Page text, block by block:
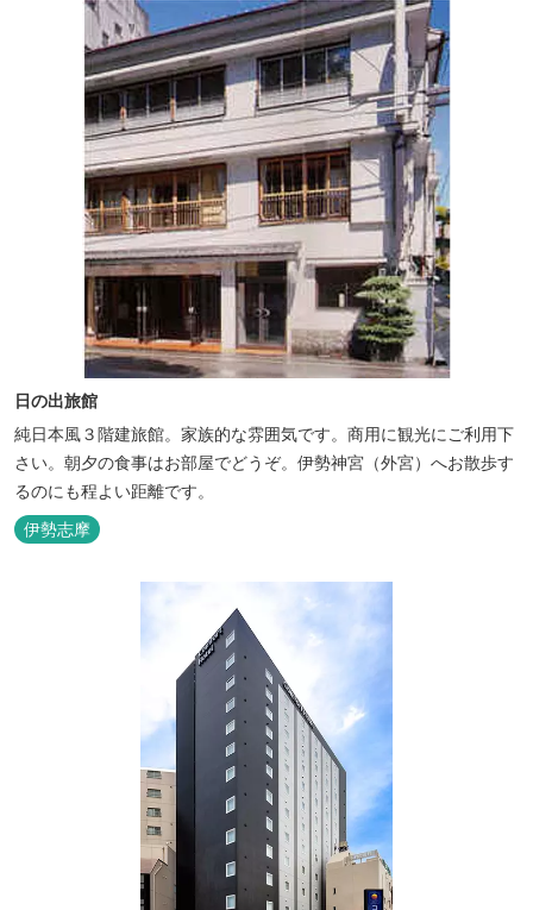
日の出旅館
純日本風３階建旅館。家族的な雰囲気です。商用に観光にご利用下
さい。朝夕の食事はお部屋でどうぞ。伊勢神宮（外宮）へお散歩す
るのにも程よい距離です。
伊勢志摩